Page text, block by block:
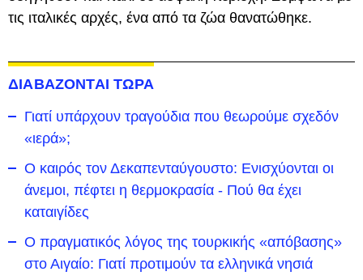
τις ιταλικές αρχές, ένα από τα ζώα θανατώθηκε.
ΔΙΑΒΑΖΟΝΤΑΙ ΤΩΡΑ
Γιατί υπάρχουν τραγούδια που θεωρούμε σχεδόν
«ιερά»;
Ο καιρός τον Δεκαπενταύγουστο: Ενισχύονται οι
άνεμοι, πέφτει η θερμοκρασία - Πού θα έχει
καταιγίδες
Ο πραγματικός λόγος της τουρκικής «απόβασης»
στο Αιγαίο: Γιατί προτιμούν τα ελληνικά νησιά